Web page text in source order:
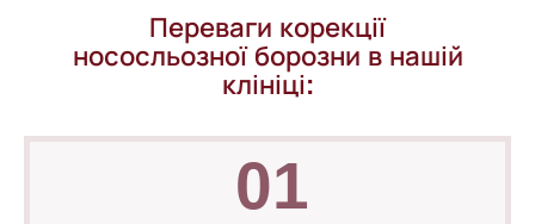
Переваги корекції
нососльозної борозни в нашій
клініці:
01